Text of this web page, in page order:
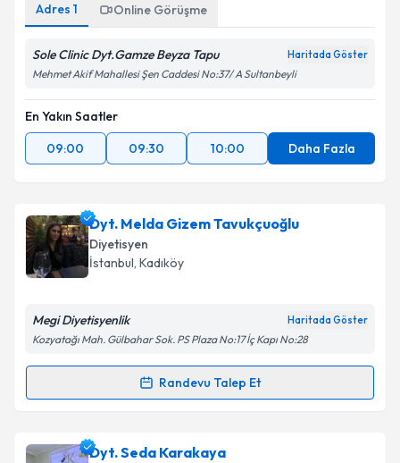
Adres 1 Online Görüşme
Sole Clinic Dyt.Gamze Beyza Tapu Haritada Göster
Mehmet Akif Mahallesi Şen Caddesi No:37/ A Sultanbeyli
En Yakın Saatler
09:00
09:30 10:00 Daha Fazla
Dyt. Melda Gizem Tavukçuoğlu
Diyetisyen
İstanbul, Kadıköy
Megi Diyetisyenlik Haritada Göster
Kozyatağı Mah. Gülbahar Sok. PS Plaza No:17 İç Kapı No:28
Randevu Talep Et
Randevu Takvimi Talebi
Dyt. Melda Gizem Tavukçuoğlu
Dyt. Seda Karakaya